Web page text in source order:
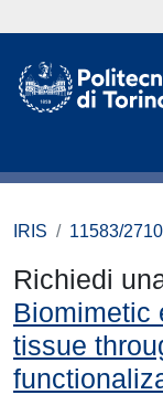
IRIS 11583/
Richiedi
Biomimetic
tissue